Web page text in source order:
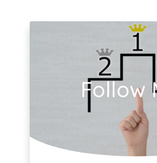
Follow